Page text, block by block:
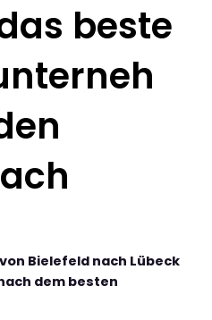
beste
Bielefeld nach Lübeck
dem besten